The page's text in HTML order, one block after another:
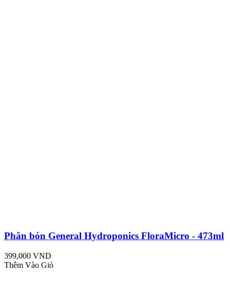
Phân bón General Hydroponics FloraMicro - 473ml
399,000 VND
Thêm Vào Giỏ